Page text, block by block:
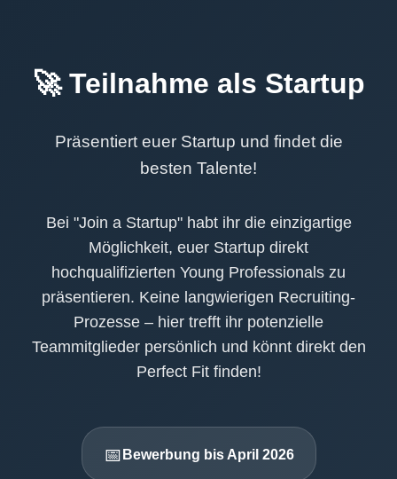
🚀 Teilnahme als Startup
Präsentiert euer Startup und findet die
besten Talente!
Bei "Join a Startup" habt ihr die einzigartige
Möglichkeit, euer Startup direkt
hochqualifizierten Young Professionals zu
präsentieren. Keine langwierigen Recruiting-
Prozesse – hier trefft ihr potenzielle
Teammitglieder persönlich und könnt direkt den
Perfect Fit finden!
📅 Bewerbung bis April 2026